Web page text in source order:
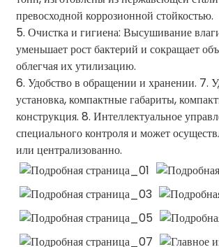
превосходной коррозионной стойкостью.
5. Очистка и гигиена: Высушивание
уменьшает рост бактерий и сокращает
облегчая их утилизацию.
6. Удобство в обращении и хранении. 7.
установка, компактные габариты,
конструкция. 8. Интеллектуальное
специального контроля и может
или централизованно.